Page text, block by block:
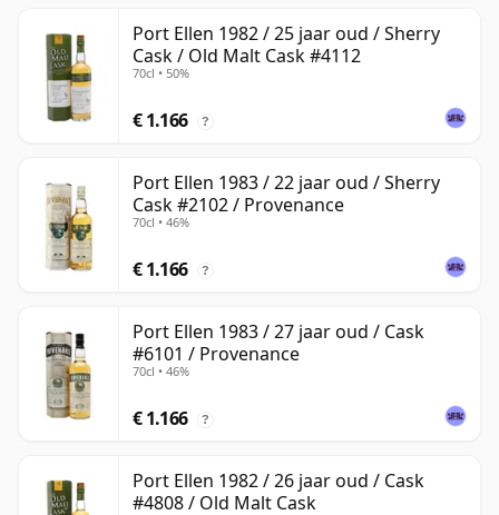
Port Ellen 1982 / 25 jaar oud / Sherry
Cask / Old Malt Cask #4112
70cl • 50%
€ 1.166 ?
Port Ellen 1983 / 22 jaar oud / Sherry
Cask #2102 / Provenance
70cl • 46%
€ 1.166 ?
Port Ellen 1983 / 27 jaar oud / Cask
#6101 / Provenance
70cl • 46%
€ 1.166 ?
Port Ellen 1982 / 26 jaar oud / Cask
#4808 / Old Malt Cask